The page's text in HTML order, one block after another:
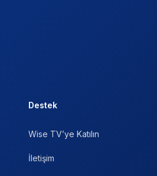
Destek
Wise TV’ye Katılın
İletişim